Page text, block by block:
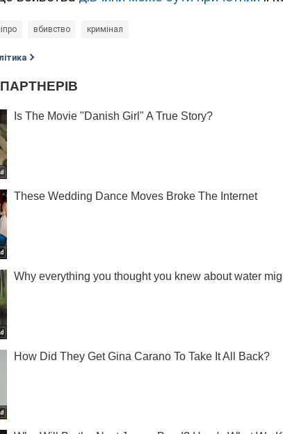
вбивство кримінал